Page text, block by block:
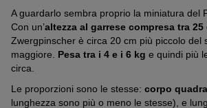
A guardarlo sembra proprio la miniatura del
Con un’altezza al garrese compresa tra 25
Zwergpinscher è circa 20 cm più piccolo del
maggiore. Pesa tra i 4 e i 6 kg e quindi più
circa.
Le proporzioni sono le stesse: corpo
lunghezza sono più o meno le stesse), e